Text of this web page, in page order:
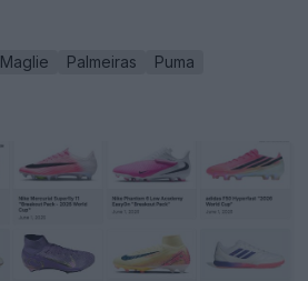
Maglie Palmeiras
Puma